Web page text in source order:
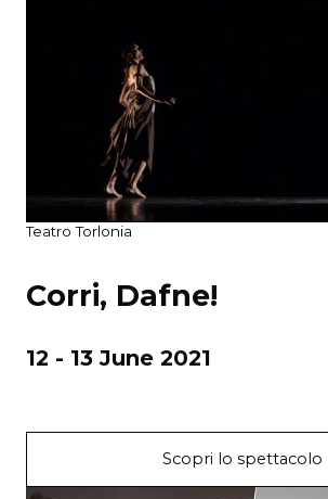
Teatro Torlonia
Corri, Dafne!
12 - 13 June 2021
Scopri lo spettacolo